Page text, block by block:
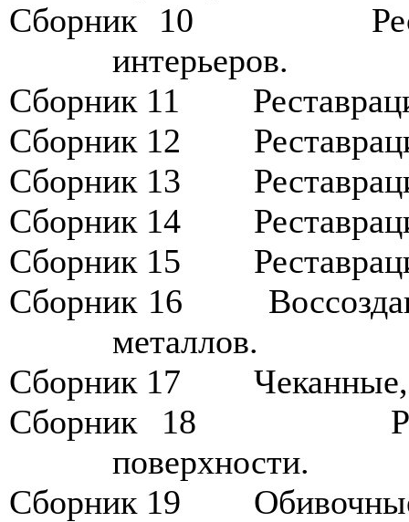
Сборник 10 Р
интерьеров.
Сборник 11 Рест
Сборник 12 Р
Сборник 13 Р
Сборник 14 Р
Сборник 15 Р
Сборник 16 В
металлов.
Сборник 17 Ч
Сборник 18
Р
поверхности.
Сборник 19 О